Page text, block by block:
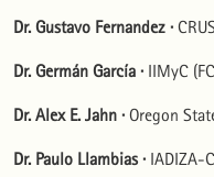
Dr. Gustavo Fernandez ·
Dr. Germán García · IIMyC
Dr. Alex E. Jahn · Oregon
Dr. Paulo Llambias · IADIZA-